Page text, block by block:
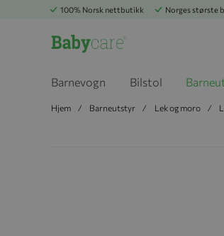
100% Norsk nettbutikk Norges største
Barnevogn Bilstol
Hjem Barneutstyr Lek og moro